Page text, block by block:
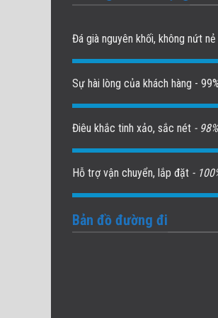
Đá già nguyên khối, không nứt nẻ
Sự hài lòng của khách hàng - 99%
Điêu khắc tinh xảo, sắc nét - 98%
Hỗ trợ vận chuyển, lắp đặt -
Bản đồ đường đi